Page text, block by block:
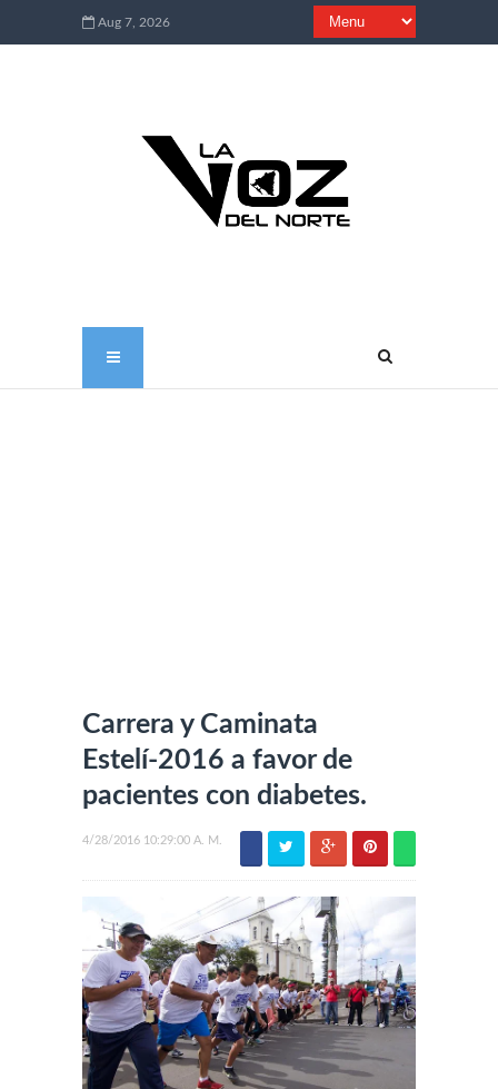
Aug 7, 2026
Carrera y Caminata
Estelí-2016 a favor de
pacientes con diabetes.
4/28/2016 10:29:00 A. M.